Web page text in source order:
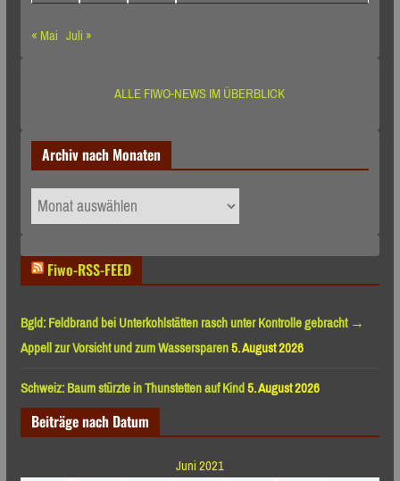
« Mai Juli »
ALLE FIWO-NEWS IM ÜBERBLICK
Archiv nach Monaten
Archiv
nach
Fiwo-RSS-FEED
Bgld: Feldbrand bei Unterkohlstätten rasch unter Kontrolle gebracht →
Appell zur Vorsicht und zum Wassersparen5. August 2026
Schweiz: Baum stürzte in Thunstetten auf Kind5. August 2026
Beiträge nach Datum
Juni 2021